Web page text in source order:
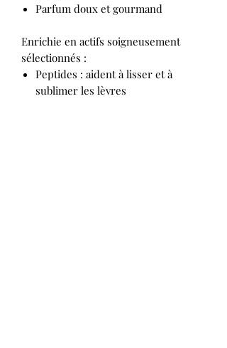
Parfum doux et gourmand
Enrichie en actifs soigneusement
sélectionnés :
Peptides : aident à lisser et à
sublimer les lèvres